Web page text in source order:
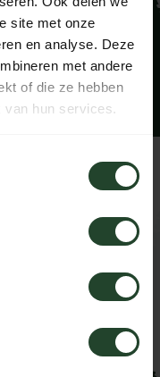
site met onze
en analyse. Deze
met andere
of die ze hebben
van hun services.